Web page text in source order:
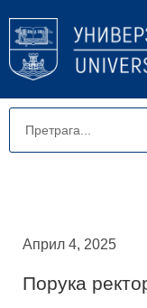
Април 4, 2025
Порука